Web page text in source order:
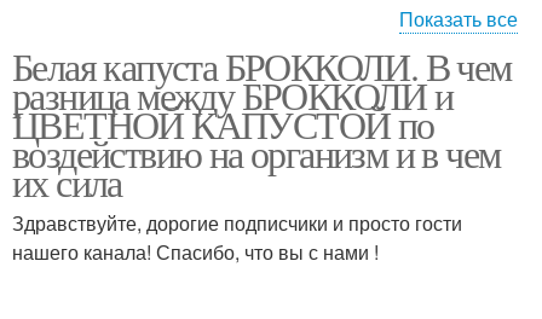
капустой
Салат из цветной
капусты
Показать все
Белая капуста БРОККОЛИ. В чем
разница между БРОККОЛИ и
ЦВЕТНОЙ КАПУСТОЙ по
воздействию на организм и в чем
их сила
Здравствуйте, дорогие подписчики и просто гости
нашего канала! Спасибо, что вы с нами !